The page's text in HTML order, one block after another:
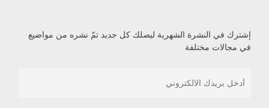
إشترك في النشرة الشهرية ليصلك كل جديد تمّ نشره من مواضيع
في مجالات مختلفة